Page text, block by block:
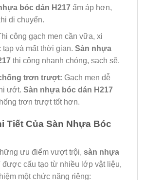
bóc dán H217ấm áp hơn,
di chuyển.
công gạch men cần vữa, xi
tạp và mất thời gian. Sàn nhựa
thi công nhanh chóng, sạch sẽ.
trơn trượt: Gạch men dễ
ướt. Sàn nhựa bóc dán H217
trơn trượt tốt hơn.
Tiết Của Sàn Nhựa Bóc
ưu điểm vượt trội, sàn nhựa
được cấu tạo từ nhiều lớp vật liệu,
một chức năng riêng: